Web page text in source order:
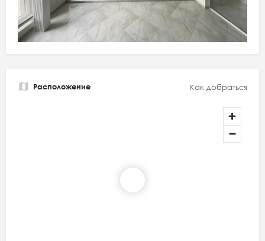
Расположение Как добраться